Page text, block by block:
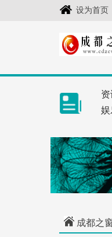
设为首页
娱
成都之